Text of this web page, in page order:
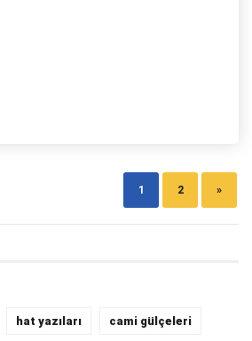
1 2 »
hat yazıları cami gülçeleri